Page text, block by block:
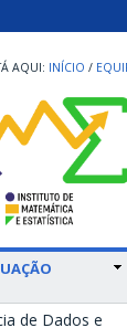
INÍCIO /
de Dados e